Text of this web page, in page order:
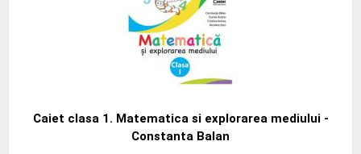
Caiet clasa 1. Matematica si explorarea mediului -
Constanta Balan